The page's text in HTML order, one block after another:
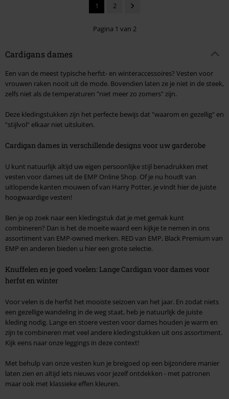
1 2
Pagina 1 van 2
Cardigans dames
Een van de meest typische herfst- en winteraccessoires? Vesten voor
vrouwen raken nooit uit de mode. Bovendien laten ze je niet in de steek,
zelfs niet als de temperaturen "niet meer zo zomers" zijn.
Deze kledingstukken zijn het perfecte bewijs dat "waarom en gezellig" en
"stijlvol" elkaar niet uitsluiten.
Cardigan dames in verschillende designs voor uw garderobe
U kunt natuurlijk altijd uw eigen persoonlijke stijl benadrukken met
vesten voor dames uit de EMP Online Shop. Of je nu houdt van
uitlopende kanten mouwen of van Harry Potter, je vindt hier de juiste
hoogwaardige vesten!
Ben je op zoek naar een kledingstuk dat je met gemak kunt
combineren? Dan is het de moeite waard een kijkje te nemen in ons
assortiment van EMP-owned merken. RED van EMP, Black Premium van
EMP en anderen bieden u hier een grote selectie.
Knuffelen en je goed voelen: Lange Cardigan voor dames voor
herfst en winter
Voor velen is de herfst het mooiste seizoen van het jaar. En zodat niets
een gezellige wandeling in de weg staat, heb je natuurlijk de juiste
kleding nodig. Lange en stoere vesten voor dames houden je warm en
zijn te combineren met veel andere kledingstukken uit ons assortiment.
Kijk eens naar onze leggings in deze context!
Met behulp van onze vesten kun je breigoed op een bijzondere manier
laten zien en altijd iets nieuws voor jezelf ontdekken - met patronen
maar ook met klassieke effen kleuren.